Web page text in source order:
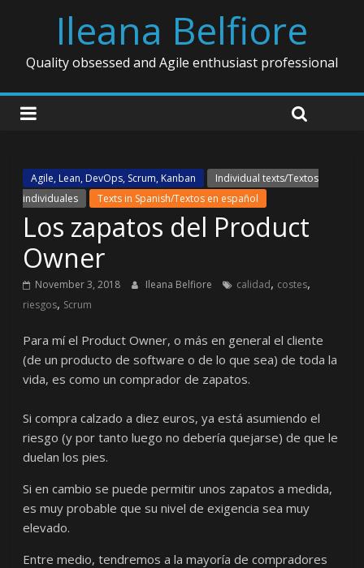
Ileana Belfiore
Quality obsessed and Agile enthusiast professional
Agile, Lean, DevOps, Scrum, Kanban
Individual texts/Textos
individuales
Texts in Spanish/Textos en español
Los zapatos del Product
Owner
November 3, 2018 Ileana Belfiore calidad, costes,
riesgos, Scrum
Para mí el Product Owner, o más en general el cliente
(de un producto de software o de lo que sea) de toda la
vida, es como un comprador de zapatos.
Si compra calzado a diez euros, ya está asumiendo el
riesgo (y por tanto luego no debería quejarse) de que le
duelan los pies.
Si en cambio se puede permitir unos zapatos a medida,
es muy probable que su nivel de exigencia sea muy
elevado.
Entre medio, tendremos a la mayoría de compradores